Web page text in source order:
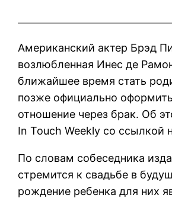
Американский актер Брэд
возлюбленная Инес де
ближайшее время стать
позже официально
отношение через брак. Об
In Touch Weekly со ссылкой
По словам собеседника
стремится к свадьбе в
рождение ребенка для них